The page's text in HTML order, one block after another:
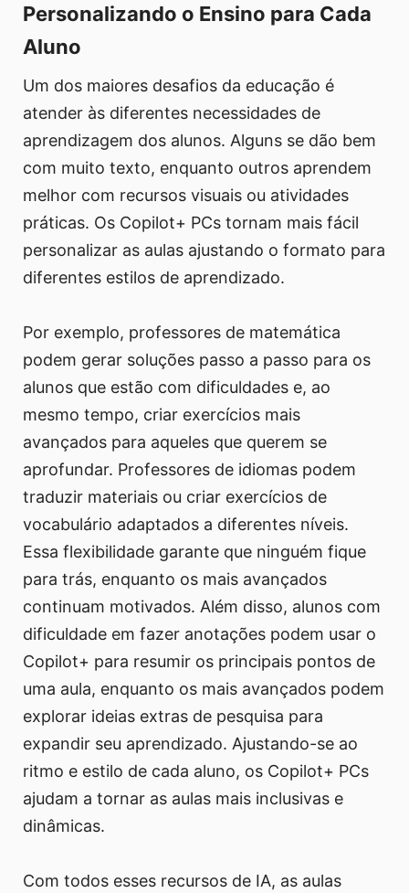
Personalizando o Ensino para Cada
Aluno
Um dos maiores desafios da educação é
atender às diferentes necessidades de
aprendizagem dos alunos. Alguns se dão bem
com muito texto, enquanto outros aprendem
melhor com recursos visuais ou atividades
práticas. Os Copilot+ PCs tornam mais fácil
personalizar as aulas ajustando o formato para
diferentes estilos de aprendizado.
Por exemplo, professores de matemática
podem gerar soluções passo a passo para os
alunos que estão com dificuldades e, ao
mesmo tempo, criar exercícios mais
avançados para aqueles que querem se
aprofundar. Professores de idiomas podem
traduzir materiais ou criar exercícios de
vocabulário adaptados a diferentes níveis.
Essa flexibilidade garante que ninguém fique
para trás, enquanto os mais avançados
continuam motivados. Além disso, alunos com
dificuldade em fazer anotações podem usar o
Copilot+ para resumir os principais pontos de
uma aula, enquanto os mais avançados podem
explorar ideias extras de pesquisa para
expandir seu aprendizado. Ajustando-se ao
ritmo e estilo de cada aluno, os Copilot+ PCs
ajudam a tornar as aulas mais inclusivas e
dinâmicas.
Com todos esses recursos de IA, as aulas